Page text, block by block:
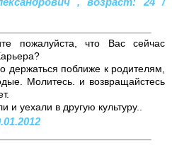
пожалуйста, что Вас сейчас
держаться поближе к родителям,
Молитесь. и возвращайстесь
уехали в другую культуру..